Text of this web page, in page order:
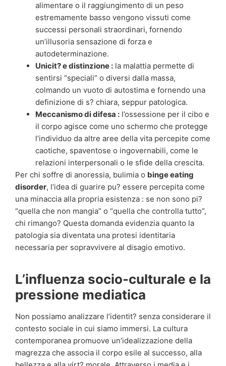
alimentare o il raggiungimento di un peso
estremamente basso vengono vissuti come
successi personali straordinari, fornendo
un’illusoria sensazione di forza e
autodeterminazione.
Unicit? e distinzione : la malattia permette di
sentirsi “speciali” o diversi dalla massa,
colmando un vuoto di autostima e fornendo una
definizione di s? chiara, seppur patologica.
Meccanismo di difesa : l’ossessione per il cibo e
il corpo agisce come uno schermo che protegge
l’individuo da altre aree della vita percepite come
caotiche, spaventose o ingovernabili, come le
relazioni interpersonali o le sfide della crescita.
Per chi soffre di anoressia, bulimia o binge eating
disorder, l’idea di guarire pu? essere percepita come
una minaccia alla propria esistenza : se non sono pi?
“quella che non mangia” o “quella che controlla tutto”,
chi rimango? Questa domanda evidenzia quanto la
patologia sia diventata una protesi identitaria
necessaria per sopravvivere al disagio emotivo.
L’influenza socio-culturale e la
pressione mediatica
Non possiamo analizzare l’identit? senza considerare il
contesto sociale in cui siamo immersi. La cultura
contemporanea promuove un’idealizzazione della
magrezza che associa il corpo esile al successo, alla